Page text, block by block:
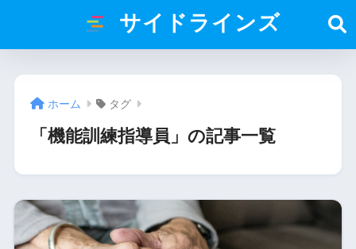
サイドラインズ
ホーム タグ
「機能訓練指導員」の記事一覧